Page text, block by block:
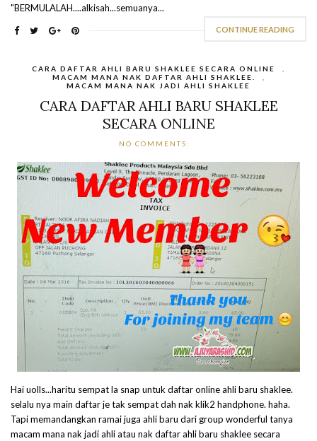
"BERMULALAH....alkisah...semuanya...
CONTINUE READING
CARA DAFTAR AHLI BARU SHAKLEE SECARA ONLINE
MACAM MANA NAK DAFTAR AHLI SHAKLEE.
MACAM MANA NAK JADI AHLI SHAKLEE
CARA DAFTAR AHLI BARU SHAKLEE
SECARA ONLINE
NO COMMENTS:
Hai uolls...haritu sempat la snap untuk daftar online ahli baru shaklee.
selalu nya main daftar je tak sempat dah nak klik2 handphone. haha.
Tapi memandangkan ramai juga ahli baru dari group wonderful tanya
macam mana nak jadi ahli atau nak daftar ahli baru shaklee secara